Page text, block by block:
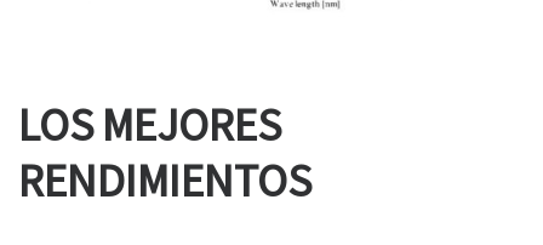
LOS MEJORES
RENDIMIENTOS